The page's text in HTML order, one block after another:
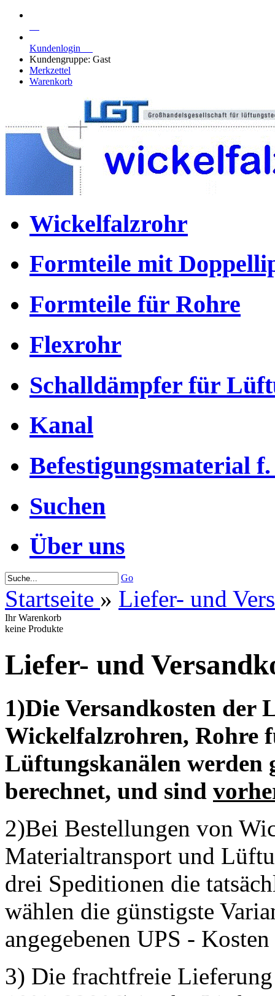
Kundenlogin
Kundengruppe: Gast
Merkzettel
Warenkorb
Wickelfalzrohr
Formteile mit
Formteile für Rohre
Flexrohr
Schalldämpfer für
Kanal
Befestigungsmaterial
Suchen
Über uns
Go
Startseite » Liefer- und
Ihr Warenkorb
keine Produkte
Liefer- und
1)Die Versandkosten der
Wickelfalzrohren,
Lüftungskanälen werden
berechnet, und sind
2)Bei Bestellungen von
Materialtransport und
drei Speditionen die
wählen die günstigste
angegebenen UPS -
3) Die frachtfreie